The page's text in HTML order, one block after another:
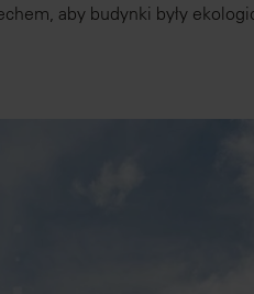
aby budynki były